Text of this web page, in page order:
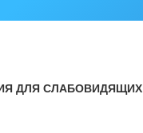
ДЛЯ СЛАБОВИДЯЩИХ